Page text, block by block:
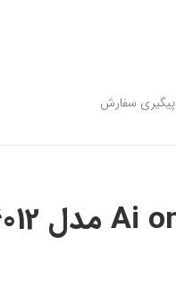
پیگیری سفارش